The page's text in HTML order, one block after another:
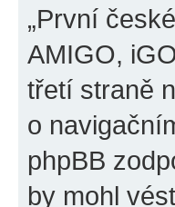
„První
AMIGO,
třetí straně
o
phpBB
by mohl